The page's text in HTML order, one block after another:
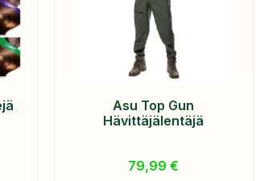
Asu Top Gun
Hävittäjälentäjä
79,99€